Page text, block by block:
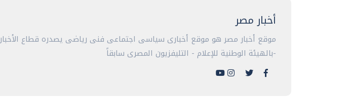
أخبار مصر
موقع أخبار مصر هو موقع أخبارى سياسى اجتماعى فنى رياضى يصدره قطاع الأخبار
-بالهيئة الوطنية للإعلام - التليفزيون المصرى سابقاً